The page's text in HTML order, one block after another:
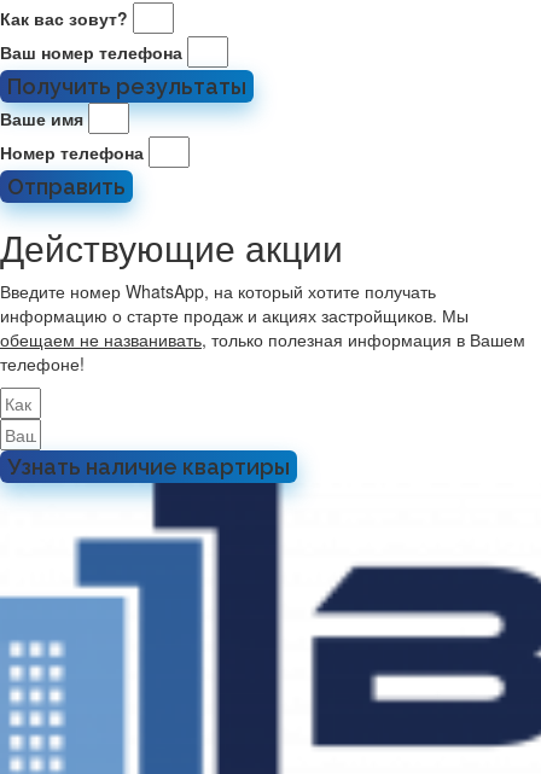
Как вас зовут?
Ваш номер телефона
Получить результаты
Ваше имя
Номер телефона
Отправить
Действующие акции
Введите номер WhatsApp, на который хотите получать
информацию о старте продаж и акциях застройщиков. Мы
обещаем не названивать, только полезная информация в Вашем
телефоне!
Узнать наличие квартиры